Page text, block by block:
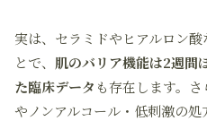
実は、セラミドやヒアルロン
とで、 肌のバリア機能は2週間
た臨床データ も存在します。さ
やノンアルコール・低刺激の処